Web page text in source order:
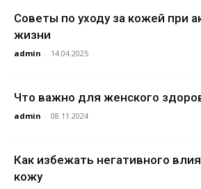
Советы по уходу за кожей при
жизни
admin - 14.04.2025
Что важно для женского
admin - 08.11.2024
Как избежать негативного
кожу